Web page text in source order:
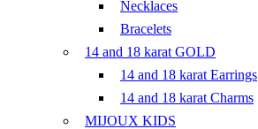
Necklaces
Bracelets
14 and 18 karat GOLD
14 and 18 karat Earrings
14 and 18 karat Charms
MIJOUX KIDS